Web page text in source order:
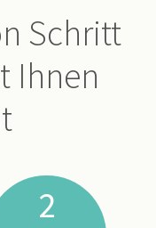
Schritt
Ihnen
2